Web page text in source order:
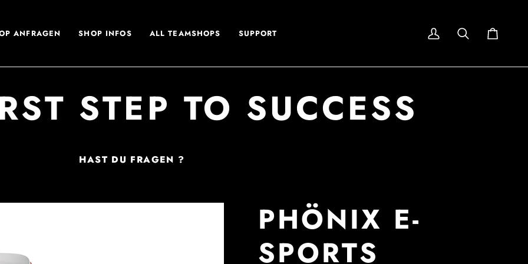
ANFRAGEN SHOP INFOS ALL TEAMSHOPS SUPPORT
My
SearchCart
STEP TO SUCCESS
HAST DU FRAGEN ?
PHÖNIX E-
SPORTS